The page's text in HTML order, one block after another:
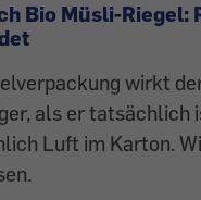
Bio Müsli-Riegel:
wirkt
als er tatsächlich
Luft im Karton.